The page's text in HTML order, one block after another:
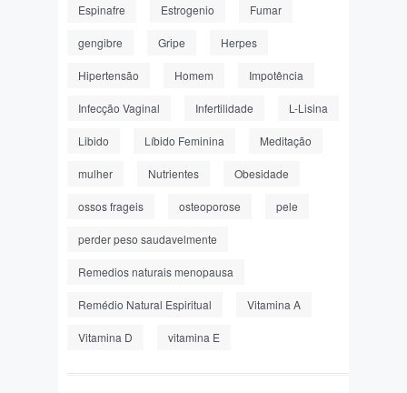
Espinafre Estrogenio Fumar
gengibre Gripe Herpes
Hipertensão Homem Impotência
Infecção Vaginal Infertilidade L-Lisina
Libido Líbido Feminina Meditação
mulher Nutrientes Obesidade
ossos frageis osteoporose pele
perder peso saudavelmente
Remedios naturais menopausa
Remédio Natural Espiritual Vitamina A
Vitamina D vitamina E